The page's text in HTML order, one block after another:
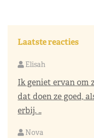
Laatste reacties
Elisah
Ik geniet ervan om
dat doen ze goed,
erbij. ..
Nova